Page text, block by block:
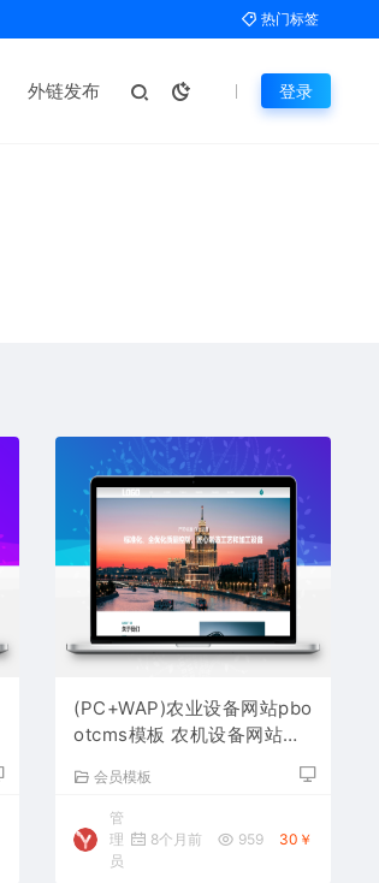
热门标签
外链发布 登录
(PC+WAP)农业设备网站pbo
otcms模板 农机设备网站源
会员模板
管
理
员
8个月前 959 30￥